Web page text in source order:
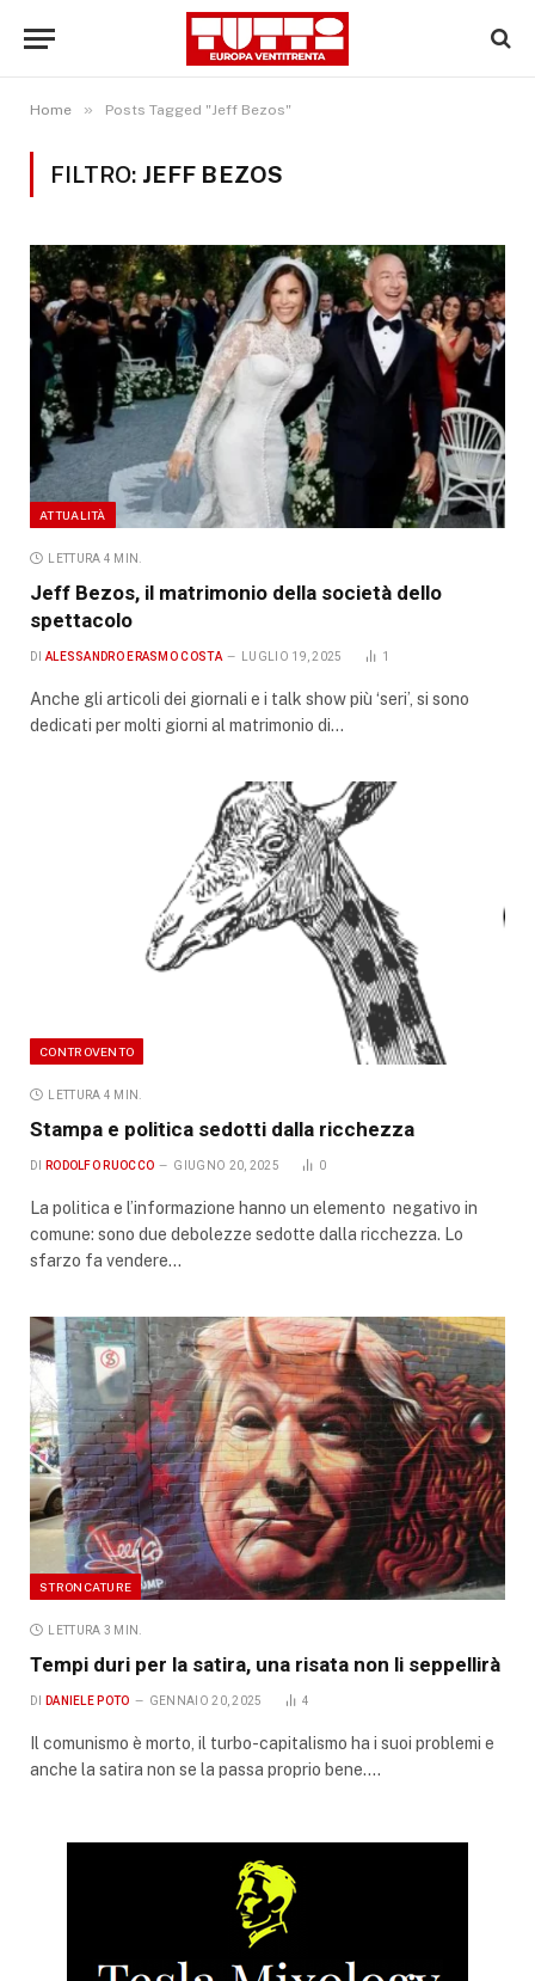
Home » Posts Tagged "Jeff Bezos"
FILTRO: JEFF BEZOS
ATTUALITÀ
LETTURA 4 MIN.
Jeff Bezos, il matrimonio della società dello
spettacolo
DI ALESSANDRO ERASMO COSTA LUGLIO 19, 2025 1
Anche gli articoli dei giornali e i talk show più ‘seri’, si sono
dedicati per molti giorni al matrimonio di…
CONTROVENTO
LETTURA 4 MIN.
Stampa e politica sedotti dalla ricchezza
DI RODOLFO RUOCCO GIUGNO 20, 2025 0
La politica e l’informazione hanno un elemento negativo in
comune: sono due debolezze sedotte dalla ricchezza. Lo
sfarzo fa vendere…
STRONCATURE
LETTURA 3 MIN.
Tempi duri per la satira, una risata non li seppellirà
DI DANIELE POTO GENNAIO 20, 2025 4
Il comunismo è morto, il turbo-capitalismo ha i suoi problemi e
anche la satira non se la passa proprio bene.…